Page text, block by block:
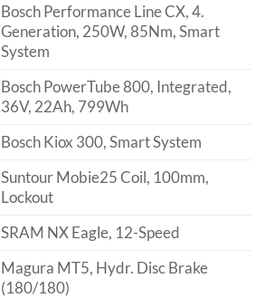
Bosch Performance Line CX, 4.
Generation, 250W, 85Nm, Smart
System
Bosch PowerTube 800, Integrated,
36V, 22Ah, 799Wh
Bosch Kiox 300, Smart System
Suntour Mobie25 Coil, 100mm,
Lockout
SRAM NX Eagle, 12-Speed
Magura MT5, Hydr. Disc Brake
(180/180)